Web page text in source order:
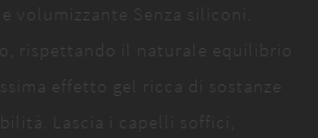
volumizzante Senza siliconi.
rispettando il naturale equilibrio
effetto gel ricca di sostanze
Lascia i capelli soffici,